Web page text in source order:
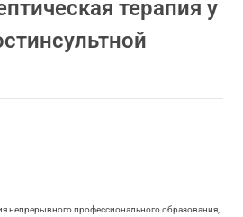
терапия у
непрерывного профессионального образования,